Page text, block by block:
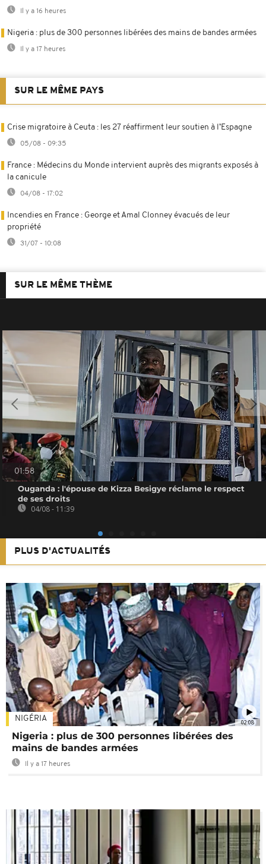
Il y a 16 heures
Nigeria : plus de 300 personnes libérées des mains de bandes armées
Il y a 17 heures
SUR LE MÊME PAYS
Crise migratoire à Ceuta : les 27 réaffirment leur soutien à l’Espagne
05/08 - 09:35
France : Médecins du Monde intervient auprès des migrants exposés à
la canicule
04/08 - 17:02
Incendies en France : George et Amal Clonney évacués de leur
propriété
31/07 - 10:08
SUR LE MÊME THÈME
01:58
Ouganda : l'épouse de Kizza Besigye réclame le respect
de ses droits
04/08 - 11:39
PLUS D'ACTUALITÉS
02:08
NIGÉRIA
Nigeria : plus de 300 personnes libérées des
mains de bandes armées
Il y a 17 heures